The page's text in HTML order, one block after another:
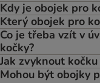
Kdy je obojek pro
Který obojek pro
Co je třeba vzít v
kočky?
Jak zvyknout
Mohou být obojky